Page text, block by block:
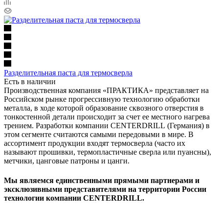
Разделительная паста для термосверла
Есть в наличии
Производственная компания «ПРАКТИКА» представляет на
Российском рынке прогрессивную технологию обработки
металла, в ходе которой образование сквозного отверстия в
тонкостенной детали происходит за счет ее местного нагрева
трением. Разработки компании CENTERDRILL (Германия) в
этом сегменте считаются самыми передовыми в мире. В
ассортимент продукции входят термосверла (часто их
называют прошивки, термопластичные сверла или пуансны),
метчики, цанговые патроны и цанги.
Мы являемся единственными прямыми партнерами и
эксклюзивными представителями на территории России
технологии компании CENTERDRILL.